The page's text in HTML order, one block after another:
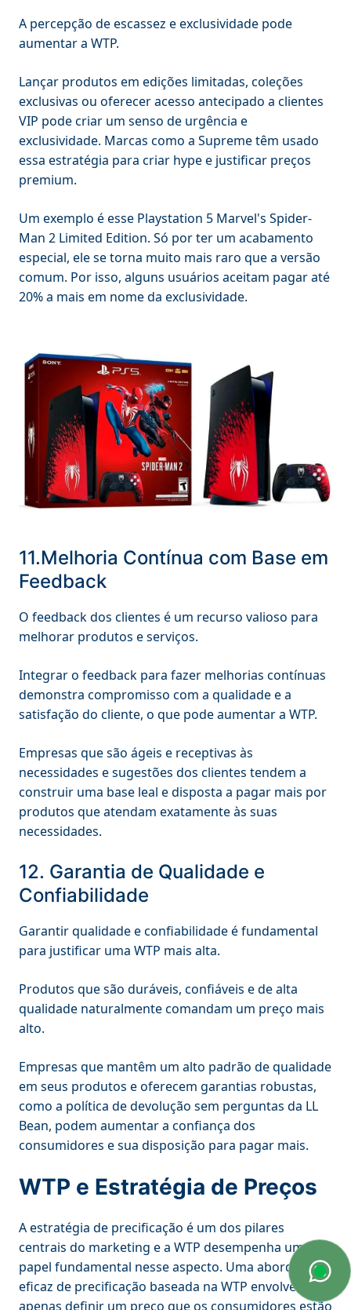
A percepção de escassez e exclusividade pode
aumentar a WTP.
Lançar produtos em edições limitadas, coleções
exclusivas ou oferecer acesso antecipado a clientes
VIP pode criar um senso de urgência e
exclusividade. Marcas como a Supreme têm usado
essa estratégia para criar hype e justificar preços
premium.
Um exemplo é esse Playstation 5 Marvel's Spider-
Man 2 Limited Edition. Só por ter um acabamento
especial, ele se torna muito mais raro que a versão
comum. Por isso, alguns usuários aceitam pagar até
20% a mais em nome da exclusividade.
11.Melhoria Contínua com Base em
Feedback
O feedback dos clientes é um recurso valioso para
melhorar produtos e serviços.
Integrar o feedback para fazer melhorias contínuas
demonstra compromisso com a qualidade e a
satisfação do cliente, o que pode aumentar a WTP.
Empresas que são ágeis e receptivas às
necessidades e sugestões dos clientes tendem a
construir uma base leal e disposta a pagar mais por
produtos que atendam exatamente às suas
necessidades.
12. Garantia de Qualidade e
Confiabilidade
Garantir qualidade e confiabilidade é fundamental
para justificar uma WTP mais alta.
Produtos que são duráveis, confiáveis e de alta
qualidade naturalmente comandam um preço mais
alto.
Empresas que mantêm um alto padrão de qualidade
em seus produtos e oferecem garantias robustas,
como a política de devolução sem perguntas da LL
Bean, podem aumentar a confiança dos
consumidores e sua disposição para pagar mais.
WTP e Estratégia de Preços
A estratégia de precificação é um dos pilares
centrais do marketing e a WTP desempenha um
papel fundamental nesse aspecto. Uma abordagem
eficaz de precificação baseada na WTP envolve não
apenas definir um preço que os consumidores estão